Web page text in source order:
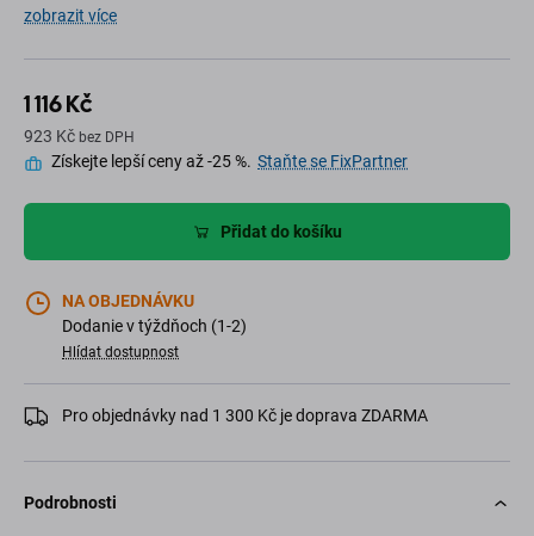
zobrazit více
1 116 Kč
923 Kč bez DPH
Získejte lepší ceny až -25 %. Staňte se FixPartner
Přidat do košíku
NA OBJEDNÁVKU
Dodanie v týždňoch (1-2)
Hlídat dostupnost
Pro objednávky nad 1 300 Kč je doprava ZDARMA
Podrobnosti